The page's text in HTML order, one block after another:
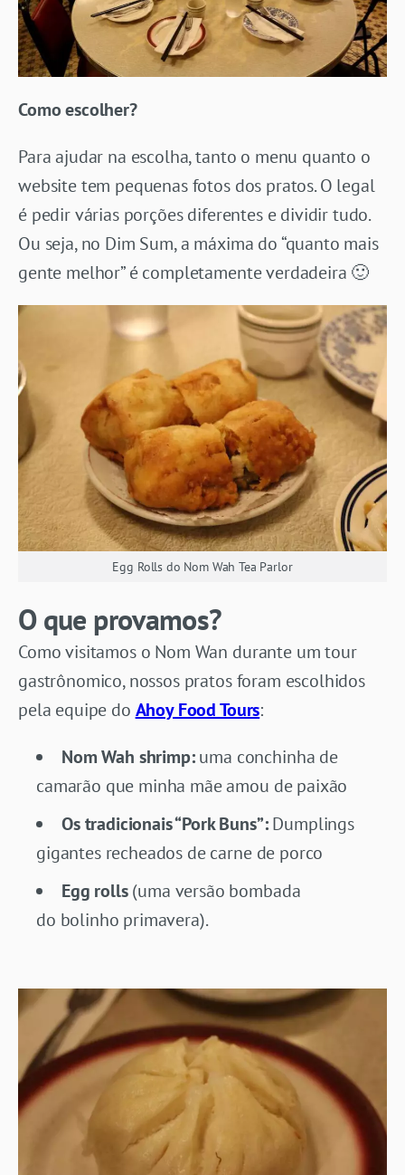
Como escolher?
Para ajudar na escolha, tanto o menu quanto o
website tem pequenas fotos dos pratos. O legal
é pedir várias porções diferentes e dividir tudo.
Ou seja, no Dim Sum, a máxima do “quanto mais
gente melhor” é completamente verdadeira 🙂
Egg Rolls do Nom Wah Tea Parlor
O que provamos?
Como visitamos o Nom Wan durante um tour
gastrônomico, nossos pratos foram escolhidos
pela equipe do Ahoy Food Tours:
Nom Wah shrimp:uma conchinha de
camarão que minha mãe amou de paixão
Os tradicionais “Pork Buns”:Dumplings
gigantes recheados de carne de porco
Egg rolls(uma versão bombada
do bolinho primavera).